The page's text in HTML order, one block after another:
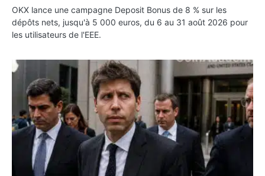
OKX lance une campagne Deposit Bonus de 8 % sur les
dépôts nets, jusqu'à 5 000 euros, du 6 au 31 août 2026 pour
les utilisateurs de l'EEE.
OpenAI demande le rejet de la plainte d’Apple et